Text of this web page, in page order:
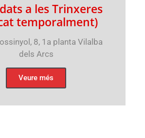
a les Trinxeres
temporalment)
8, 1a planta Vilalba
dels Arcs
Veure més